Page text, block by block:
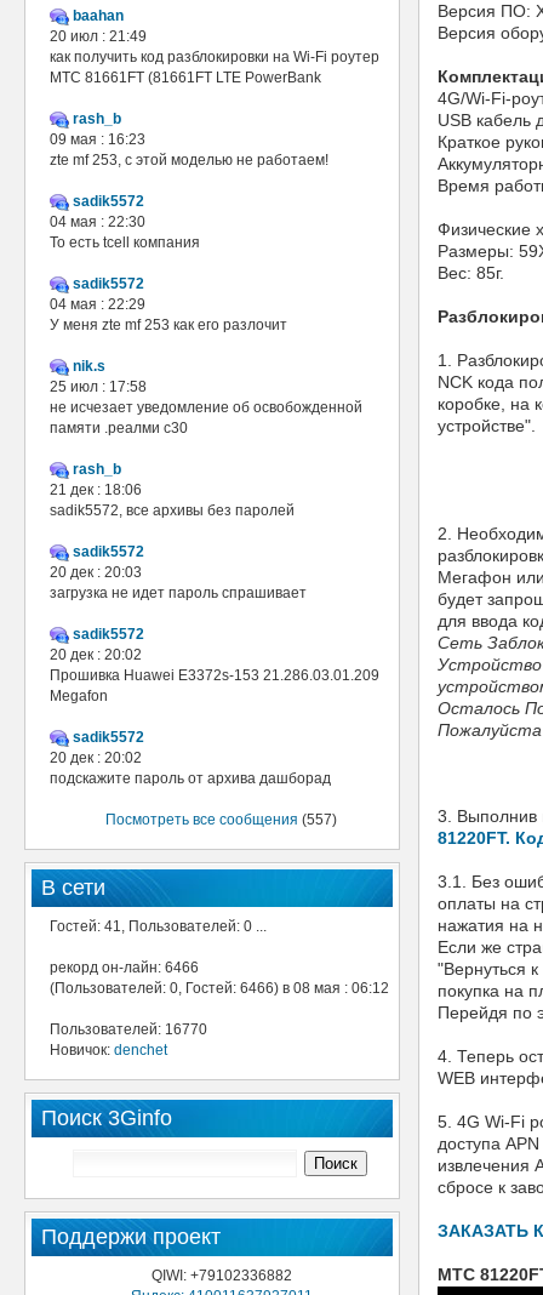
baahan
20 июл : 21:49
как получить код разблокировки на Wi-Fi роутер
МТС 81661FT (81661FT LTE PowerBank
rash_b
09 мая : 16:23
zte mf 253, с этой моделью не работаем!
sadik5572
04 мая : 22:30
То есть tcell компания
sadik5572
04 мая : 22:29
У меня zte mf 253 как его разлочит
nik.s
25 июл : 17:58
не исчезает уведомление об освобожденной
памяти .реалми с30
rash_b
21 дек : 18:06
sadik5572, все архивы без паролей
sadik5572
20 дек : 20:03
загрузка не идет пароль спрашивает
sadik5572
20 дек : 20:02
Прошивка Huawei E3372s-153 21.286.03.01.209
Megafon
sadik5572
20 дек : 20:02
подскажите пароль от архива дашборад
Посмотреть все сообщения (557)
В сети
Гостей: 41, Пользователей: 0 ...
рекорд он-лайн: 6466
(Пользователей: 0, Гостей: 6466) в 08 мая : 06:12
Пользователей: 16770
Новичок: denchet
Поиск 3Ginfo
Поддержи проект
QIWI: +79102336882
Версия ПО:
Версия
4G/Wi-Fi-
USB кабель
Краткое
Время
Физические
Размеры:
Вес: 85г.
1.
NCK кода
коробке, на
устройстве".
2.
Мегафон
будет
для ввода
Сеть
Осталось
Пожалуйста
3. Выполнив
81220FT.
3.1. Без
оплаты на
нажатия на
Если же
"Вернуться
покупка на
Перейдя по
4. Теперь
WEB
5. 4G Wi-Fi
доступа
извлечения
сбросе к
ЗАКАЗАТЬ
МТС